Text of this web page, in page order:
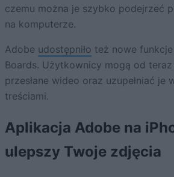
czemu można je szybko podejrzeć
na komputerze.
Adobe udostępniło też nowe
Boards. Użytkownicy mogą od
przesłane wideo oraz uzupełniać je
treściami.
Aplikacja Adobe na
ulepszy Twoje zdjęcia